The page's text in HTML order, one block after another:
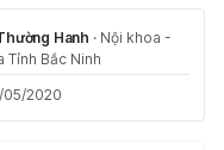
Hanh · Nội khoa -
Tỉnh Bắc Ninh
05/2020